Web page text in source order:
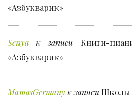
«Азбукварик»
Senya к записи Книги-
«Азбукварик»
MamasGermanyк записиШколы